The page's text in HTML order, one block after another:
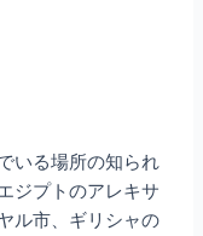
いる場所の知られ
ジプトのアレキサ
ル市、ギリシャの